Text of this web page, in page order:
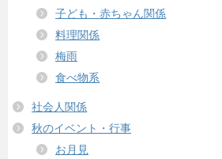
子ども・赤ちゃん関係
料理関係
梅雨
食べ物系
社会人関係
秋のイベント・行事
お月見